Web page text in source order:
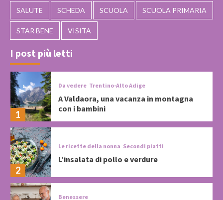
SALUTE SCHEDA SCUOLA SCUOLA PRIMARIA
STAR BENE VISITA
I post più letti
1
Da vedere Trentino-Alto Adige
A Valdaora, una vacanza in montagna
con i bambini
2
Le ricette della nonna Secondi piatti
L’insalata di pollo e verdure
Benessere